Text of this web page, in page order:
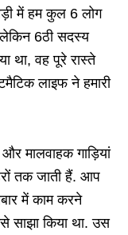
में हम कुल 6 लोग
6ठी सदस्य
था, वह पूरे रास्ते
लाइफ ने हमारी
मालवाहक गाड़ियां
तक जाती हैं. आप
में काम करने
साझा किया था. उस